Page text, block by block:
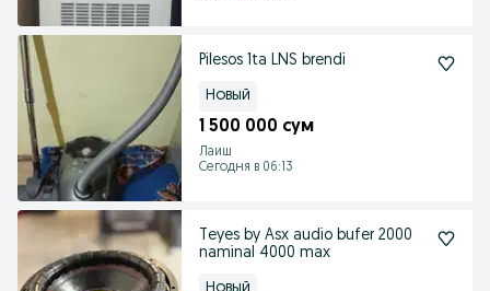
Pilesos 1ta LNS brendi
Новый
1 500 000 сум
Лаиш
Сегодня в 06:13
Teyes by Asx audio bufer 2000
naminal 4000 max